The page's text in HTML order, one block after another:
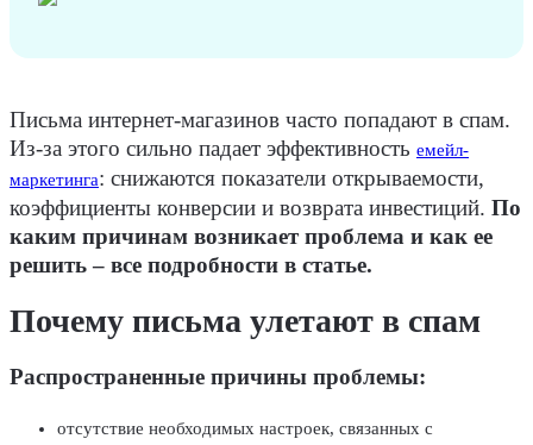
Письма интернет-магазинов часто попадают в спам.
Из-за этого сильно падает эффективность емейл-
маркетинга: снижаются показатели открываемости,
коэффициенты конверсии и возврата инвестиций. По
каким причинам возникает проблема и как ее
решить – все подробности в статье.
Почему письма улетают в спам
Распространенные причины проблемы:
отсутствие необходимых настроек, связанных с